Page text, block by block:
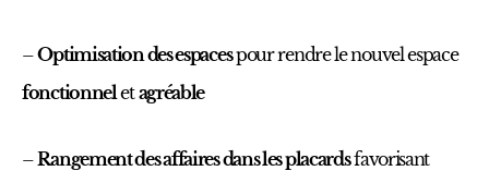
–Optimisation des espacespour rendre le nouvel espace
fonctionneletagréable
–Rangement des affaires dans les placardsfavorisant